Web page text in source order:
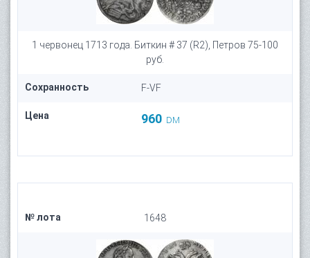
1 червонец 1713 года. Биткин # 37 (R2), Петров 75-100
руб.
Сохранность F-VF
Цена 960 DM
№ лота 1648